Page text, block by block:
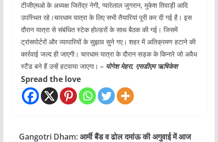
टीजीएमओ के अध्यक्ष जितेंद्र नेगी, प्यारेलाल जुगरान, मुकेश तिवाड़ी आदि
उपस्थित रहे।चारधाम यात्रा के लिए सभी तैयारियां पूरी कर दी गई है। इस
दौरान यात्रा से संबंधित स्टेक होल्डरों के साथ बैठक की गई। जिसमें
ट्रांसपोर्टरों और व्यापारियों के सुझाव सुने गए। शहर में अतिक्रमण हटाने की
कार्रवाई जल्द ही जाएगी। चारधाम यात्रा के दौरान सड़क के किनारे जो अवैध
स्टैंड बने हैं उन्हें हटवाया जाएगा। – योगेश मेहरा, एसडीएम ऋषिकेश
Spread the love
Gangotri Dham: आर्मी बैंड व ढोल दमांऊ की अगुवाई में आज